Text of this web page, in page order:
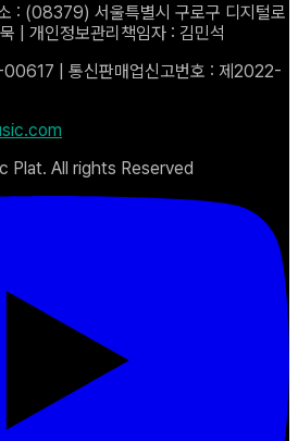
: (08379) 서울특별시 구로구 디지털로
| 개인정보관리책임자 : 김민석
| 통신판매업신고번호 : 제2022-
Plat. All rights Reserved